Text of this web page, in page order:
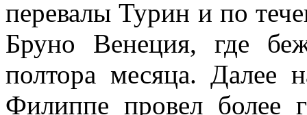
перевалы Турин и по
Бруно Венеция, где
полтора месяца. Далее
Филиппе провел более